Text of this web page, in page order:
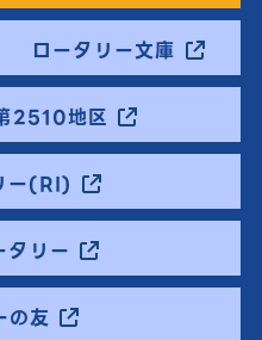
ロータリー文庫
2510地区
ー(RI)
タリー
の友